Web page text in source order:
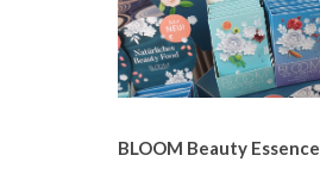
BLOOM Beauty Essence